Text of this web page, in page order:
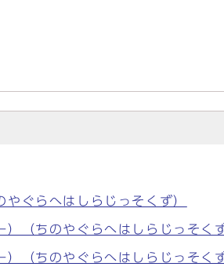
ぐらへはしらじっそくず）
（ちのやぐらへはしらじっそく
（ちのやぐらへはしらじっそく